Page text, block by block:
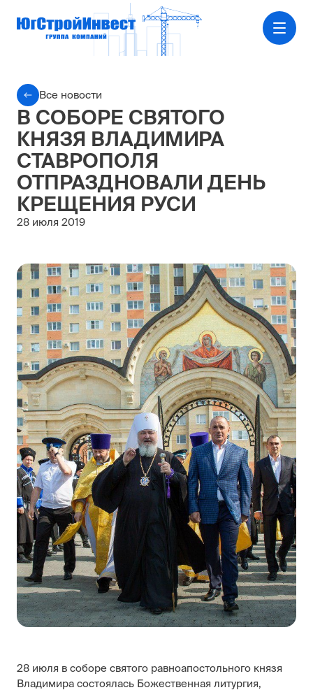
Все новости
В СОБОРЕ СВЯТОГО
КНЯЗЯ ВЛАДИМИРА
СТАВРОПОЛЯ
ОТПРАЗДНОВАЛИ ДЕНЬ
КРЕЩЕНИЯ РУСИ
28 июля 2019
28 июля в соборе святого равноапостольного князя
Владимира состоялась Божественная литургия,